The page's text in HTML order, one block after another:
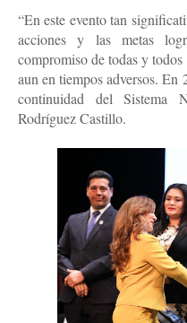
“En este evento tan
acciones y las metas
compromiso de todas y
aun en tiempos adversos.
continuidad del Sistema
Rodríguez Castillo.